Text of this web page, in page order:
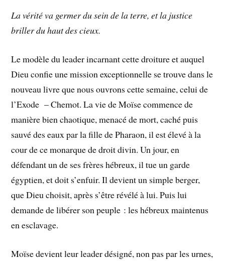
La vérité va germer du sein de la terre, et la justice
briller du haut des cieux.
Le modèle du leader incarnant cette droiture et auquel
Dieu confie une mission exceptionnelle se trouve dans le
nouveau livre que nous ouvrons cette semaine, celui de
l’Exode – Chemot. La vie de Moïse commence de
manière bien chaotique, menacé de mort, caché puis
sauvé des eaux par la fille de Pharaon, il est élevé à la
cour de ce monarque de droit divin. Un jour, en
défendant un de ses frères hébreux, il tue un garde
égyptien, et doit s’enfuir. Il devient un simple berger,
que Dieu choisit, après s’être révélé à lui. Puis lui
demande de libérer son peuple : les hébreux maintenus
en esclavage.
Moïse devient leur leader désigné, non pas par les urnes,